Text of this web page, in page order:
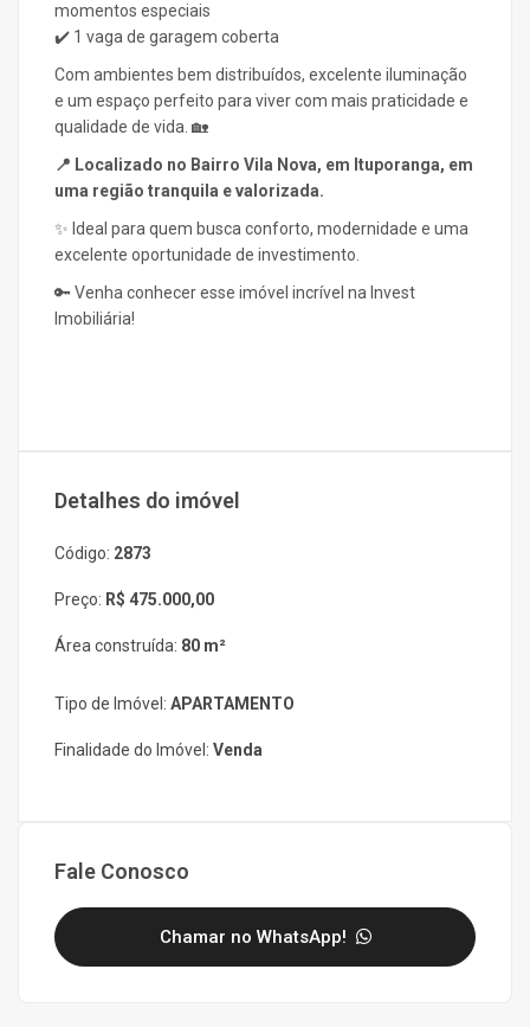
momentos especiais
✔️ 1 vaga de garagem coberta
Com ambientes bem distribuídos, excelente iluminação
e um espaço perfeito para viver com mais praticidade e
qualidade de vida. 🏡
📍 Localizado no Bairro Vila Nova, em Ituporanga, em
uma região tranquila e valorizada.
✨ Ideal para quem busca conforto, modernidade e uma
excelente oportunidade de investimento.
🔑 Venha conhecer esse imóvel incrível na Invest
Imobiliária!
Detalhes do imóvel
Código: 2873
Preço: R$ 475.000,00
Área construída: 80 m²
Tipo de Imóvel: APARTAMENTO
Finalidade do Imóvel: Venda
Fale Conosco
Chamar no WhatsApp!